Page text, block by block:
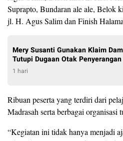
Suprapto, Bundaran ale ale,
jl. H. Agus Salim dan Finish
Mery Susanti Gunakan Klaim
Tutupi Dugaan Otak Penyerangan
1 hari
Ribuan peserta yang terdiri dari
Madrasah serta berbagai organisasi
“Kegiatan ini tidak hanya menjadi